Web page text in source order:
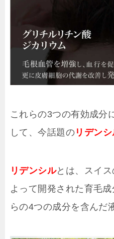
これらの3つの有効成分
して、今話題の リデン
リデンシルとは、スイ
よって開発された育毛
らの4つの成分を含んだ